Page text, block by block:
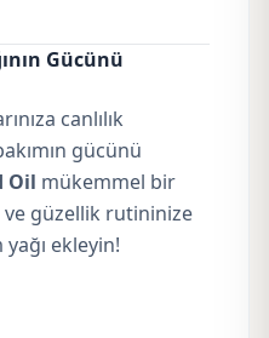
Gücünü
canlılık
gücünü
Oil mükemmel bir
ve güzellik rutininize
ekleyin!